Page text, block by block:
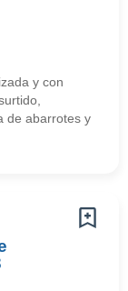
y con
de abarrotes y